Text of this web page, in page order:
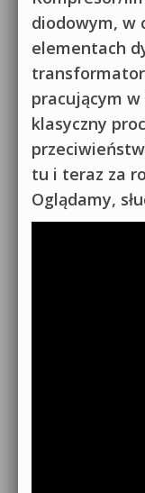
diodowym, w
elementach
pracującym
klasyczny
tu i teraz za
Oglądamy,